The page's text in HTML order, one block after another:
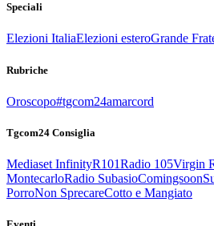
Speciali
Elezioni ItaliaElezioni esteroGrande
Rubriche
Oroscopo#tgcom24amarcord
Tgcom24 Consiglia
Mediaset InfinityR101Radio 105Virgin
MontecarloRadio SubasioComingsoon
PorroNon SprecareCotto e Mangiato